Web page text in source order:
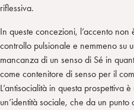
riflessiva.
In queste concezioni, l’accento
controllo pulsionale e nemmeno su
mancanza di un senso di Sé in
come contenitore di senso per il
L’antisocialità in questa prospettiva
un’identità sociale, che da un